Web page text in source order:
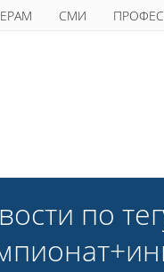
СМИ
по